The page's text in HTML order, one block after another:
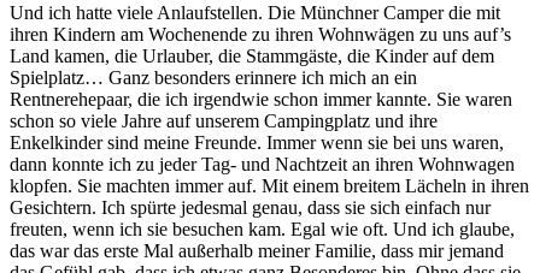
Und ich hatte viele Anlaufstellen. Die Münchner Camper die mit
ihren Kindern am Wochenende zu ihren Wohnwägen zu uns auf’s
Land kamen, die Urlauber, die Stammgäste, die Kinder auf dem
Spielplatz… Ganz besonders erinnere ich mich an ein
Rentnerehepaar, die ich irgendwie schon immer kannte. Sie waren
schon so viele Jahre auf unserem Campingplatz und ihre
Enkelkinder sind meine Freunde. Immer wenn sie bei uns waren,
dann konnte ich zu jeder Tag- und Nachtzeit an ihren Wohnwagen
klopfen. Sie machten immer auf. Mit einem breitem Lächeln in ihren
Gesichtern. Ich spürte jedesmal genau, dass sie sich einfach nur
freuten, wenn ich sie besuchen kam. Egal wie oft. Und ich glaube,
das war das erste Mal außerhalb meiner Familie, dass mir jemand